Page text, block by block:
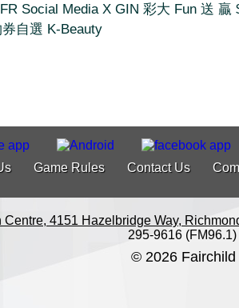
FR Social Media X GIN 彩大 Fun 送 贏
自選 K-Beauty
Game Rules Contact Us
Centre, 4151 Hazelbridge Way,
295-9616 (FM96.1)
© 2026 Fairchild